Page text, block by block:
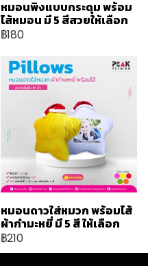
หมอนพิงแบบกระดุม พร้อม
ไส้หมอน มี 5 สีสวยให้เลือก
฿180
หมอนดาวใส่หมวก พร้อมไส้
ผ้ากำมะหยี่ มี 5 สี ให้เลือก
฿210